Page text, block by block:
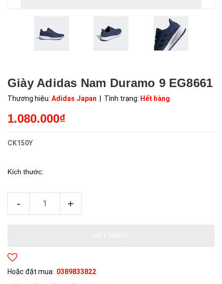
Giày Adidas Nam Duramo 9 EG8661
Thương hiệu: Adidas Japan | Tình trạng: Hết hàng
1.080.000₫
CK150Y
Kích thước:
- +
Hoặc đặt mua: 0389833822